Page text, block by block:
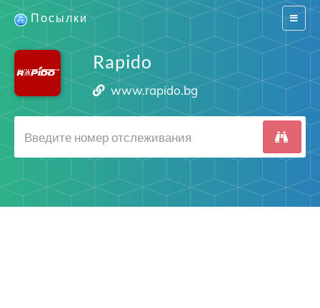
Switch
Посылки
Rapido
www.rapido.bg